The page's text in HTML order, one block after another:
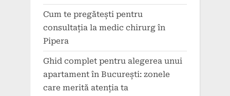
Cum te pregătești pentru
consultația la medic chirurg în
Pipera
Ghid complet pentru alegerea unui
apartament în București: zonele
care merită atenția ta